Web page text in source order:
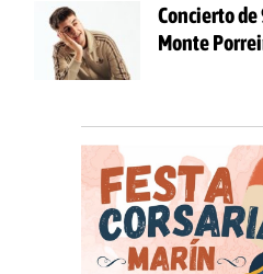
Concierto
Monte